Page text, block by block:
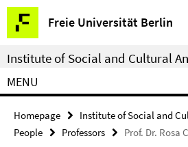
Springe
direkt
zu
Inhalt
Freie Universität Berlin
Service
Navigation
Institute of Social and Cultural
MENU
Homepage
Institute of Social and
People
Professors Prof. Dr. Rosa